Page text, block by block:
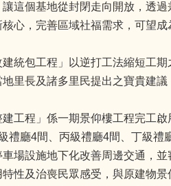
這個基地從封閉走向開放，透
心，完善區域社福需求，可望
建統包工程」以逆打工法縮短工
里長及諸多里民提出之寶貴建
建工程」係一期景仰樓工程完工
禮廳4間、丙級禮廳4間、丁級
場設施地下化改善周邊交通，
性及治喪民眾感受，與原建物